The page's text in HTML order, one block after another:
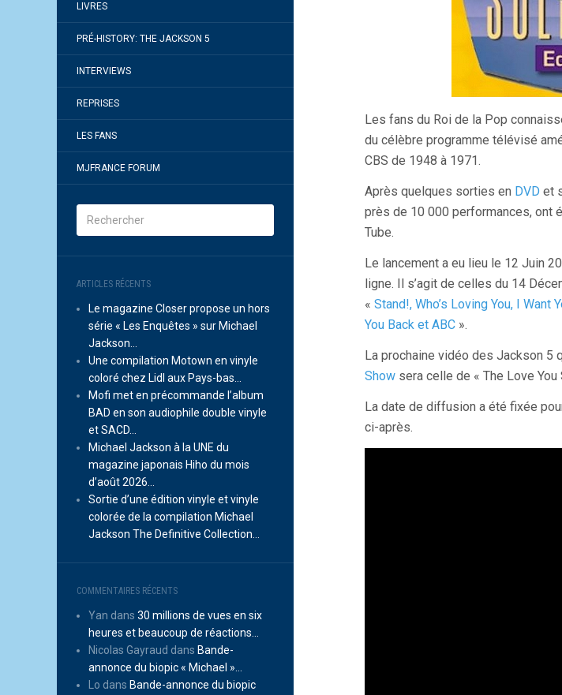
LIVRES
PRÉ-HISTORY: THE JACKSON 5
INTERVIEWS
REPRISES
LES FANS
MJFRANCE FORUM
ARTICLES RÉCENTS
Le magazine Closer propose un hors
série « Les Enquêtes » sur Michael
Jackson…
Une compilation Motown en vinyle
coloré chez Lidl aux Pays-bas…
Mofi met en précommande l’album
BAD en son audiophile double vinyle
et SACD…
Michael Jackson à la UNE du
magazine japonais Hiho du mois
d’août 2026…
Sortie d’une édition vinyle et vinyle
colorée de la compilation Michael
Jackson The Definitive Collection…
COMMENTAIRES RÉCENTS
Yan dans 30 millions de vues en six
heures et beaucoup de réactions…
Nicolas Gayraud dans Bande-
annonce du biopic « Michael »…
Lo dans Bande-annonce du biopic
Les fans du Roi de la Pop
du célèbre programme télévisé
CBS de 1948 à 1971.
Après quelques sorties en DVD et
près de 10 000 performances, ont
Tube.
Le lancement a eu lieu le 12 Juin
ligne. Il s’agit de celles du 14
« Stand!, Who’s Loving You, I Want
You Back et ABC ».
La prochaine vidéo des Jackson 5
Show sera celle de « The Love
La date de diffusion a été fixée
ci-après.